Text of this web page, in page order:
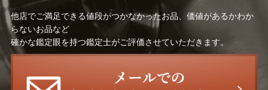
他店でご満足できる値段がつかなかったお品、価値があるかわか
らないお品など
確かな鑑定眼を持つ鑑定士がご評価させていただきます。